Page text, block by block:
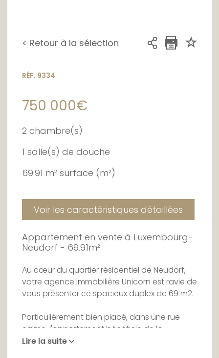
< Retour à la sélection
RÉF. 9334
750 000€
2 chambre(s)
1 salle(s) de douche
69.91 m² surface (m²)
Voir les caractéristiques détaillées
Appartement en vente à Luxembourg-
Neudorf - 69.91m²
Au cœur du quartier résidentiel de Neudorf,
votre agence immobilière Unicorn est ravie de
vous présenter ce spacieux duplex de 69 m2.
Particulièrement bien placé, dans une rue
calme, l'appartement bénéficie de la
proximité de nombreuses commodités,
Lire la suite